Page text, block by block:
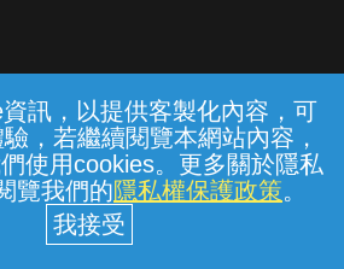
訊，以提供客製化內容，可
，若繼續閱覽本網站內容，
使用cookies。更多關於隱私
覽我們的隱私權保護政策。
服 服務條款 隱私權保護
有限公司個人家庭分公司
號：96979949) © 2026
{{notifyMsg}}